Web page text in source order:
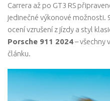
Carrera až po GT3 RS
jedinečné výkonové možnosti.
ocení vzrušení z jízdy a styl
Porsche 911 2024– všechny
článku.